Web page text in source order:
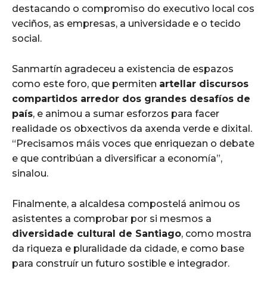
destacando o compromiso do executivo local cos
veciños, as empresas, a universidade e o tecido
social.
Sanmartín agradeceu a existencia de espazos
como este foro, que permiten artellar discursos
compartidos arredor dos grandes desafíos de
país, e animou a sumar esforzos para facer
realidade os obxectivos da axenda verde e dixital.
“Precisamos máis voces que enriquezan o debate
e que contribúan a diversificar a economía”,
sinalou.
Finalmente, a alcaldesa compostelá animou os
asistentes a comprobar por si mesmos a
diversidade cultural de Santiago, como mostra
da riqueza e pluralidade da cidade, e como base
para construír un futuro sostible e integrador.